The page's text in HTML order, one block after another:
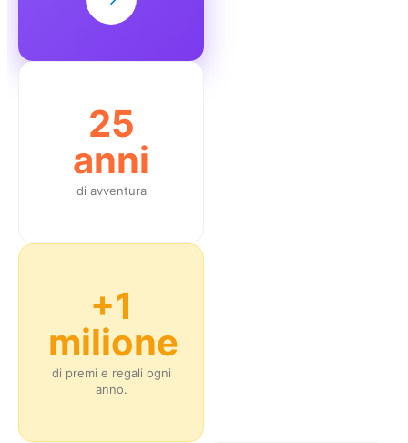
25
anni
di avventura
+1
milione
di premi e regali ogni
anno.